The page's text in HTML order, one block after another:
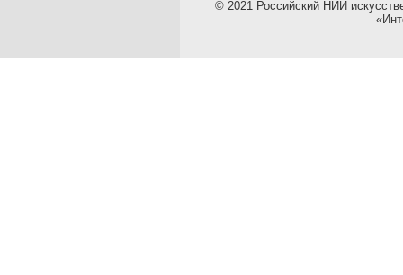
© 2021 Российский НИИ